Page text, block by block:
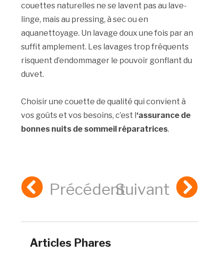
couettes naturelles ne se lavent pas au lave-
linge, mais au pressing, à sec ou en
aquanettoyage. Un lavage doux une fois par an
suffit amplement. Les lavages trop fréquents
risquent d’endommager le pouvoir gonflant du
duvet.
Choisir une couette de qualité qui convient à
vos goûts et vos besoins, c’est l‘assurance de
bonnes nuits de sommeil réparatrices.
PrécédentSuivant
Articles Phares